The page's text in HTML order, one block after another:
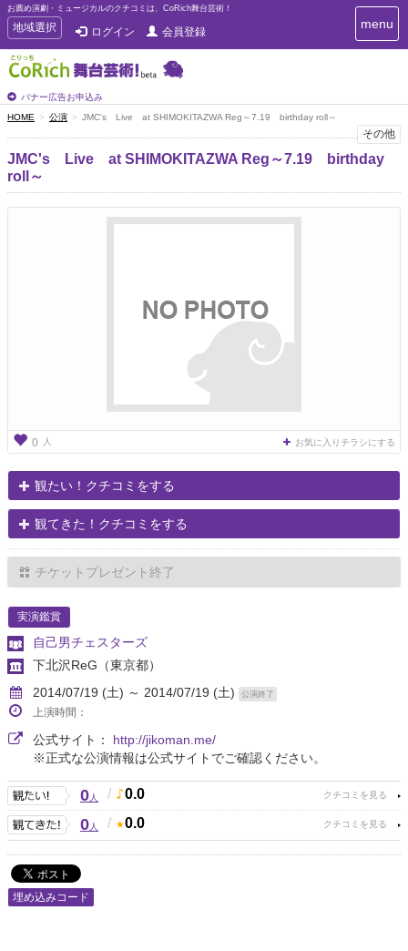
お薦め演劇・ミュージカルのクチコミは、CoRich舞台芸術！
T
o
g
g
e
n
a
v
i
g
a
地域選択 ログイン 会員登録
バナー広告お申込み
T
o
n
a
v
g
menu
HOME 公演 JMC's Live at SHIMOKITAZWA Reg～7.19 birthday roll～
その他
JMC's Live at SHIMOKITAZWA Reg～7.19 birthday
roll～
0 人 お気に入りチラシにする
観たい！クチコミをする
観てきた！クチコミをする
チケットプレゼント終了
実演鑑賞
自己男チェスターズ
下北沢ReG （東京都）
2014/07/19 (土) ～ 2014/07/19 (土)
公演終了
上演時間：
公式サイト： http://jikoman.me/
※正式な公演情報は公式サイトでご確認ください。
0人 / 0.0
0人 / 0.0
埋め込みコード